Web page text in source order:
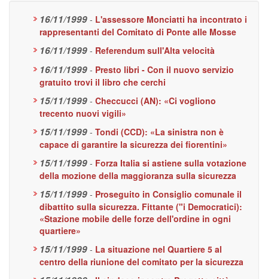
16/11/1999 - L'assessore Monciatti ha incontrato i
rappresentanti del Comitato di Ponte alle Mosse
16/11/1999 - Referendum sull'Alta velocità
16/11/1999 - Presto libri - Con il nuovo servizio
gratuito trovi il libro che cerchi
15/11/1999 - Checcucci (AN): «Ci vogliono
trecento nuovi vigili»
15/11/1999 - Tondi (CCD): «La sinistra non è
capace di garantire la sicurezza dei fiorentini»
15/11/1999 - Forza Italia si astiene sulla votazione
della mozione della maggioranza sulla sicurezza
15/11/1999 - Proseguito in Consiglio comunale il
dibattito sulla sicurezza. Fittante ("i Democratici):
«Stazione mobile delle forze dell'ordine in ogni
quartiere»
15/11/1999 - La situazione nel Quartiere 5 al
centro della riunione del comitato per la sicurezza